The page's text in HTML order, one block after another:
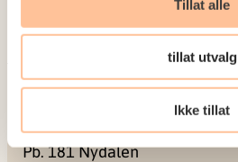
Tillat alle
tillat utvalg
Ikke tillat
Seminarer og arrangementer
Meld deg på vårt nyhetsbrev
Pb. 181 Nydalen